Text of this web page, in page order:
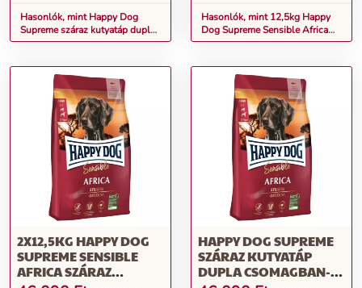
Hasonlók, mint Happy Dog
Supreme száraz kutyatáp dupla
csomagban- Neuseeland (2 x
Hasonlók, mint 12,5kg Happy
Dog Supreme Sensible Africa
száraz kutyatáp
2X12,5KG HAPPY DOG
SUPREME SENSIBLE
AFRICA SZÁRAZ
HAPPY DOG SUPREME
SZÁRAZ KUTYATÁP
DUPLA CSOMAGBAN-